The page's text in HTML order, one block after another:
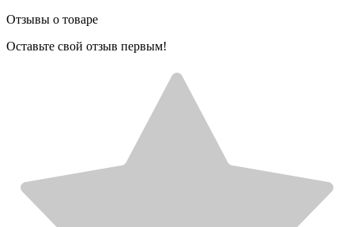
Отзывы о товаре
Оставьте свой отзыв первым!